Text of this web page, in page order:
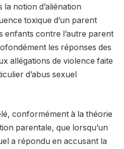
la notion d’aliénation
toxique d’un parent
enfants contre l’autre parent
les réponses des
allégations de violence faite
d’abus sexuel
conformément à la théorie
parentale, que lorsqu’un
a répondu en accusant la